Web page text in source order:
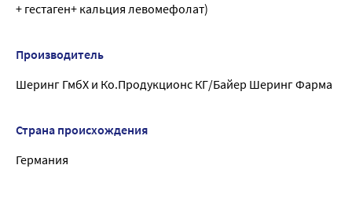
+ гестаген+ кальция левомефолат)
Производитель
Шеринг ГмбХ и Ко.Продукционс КГ/Байер Шеринг Фарма
Страна происхождения
Германия